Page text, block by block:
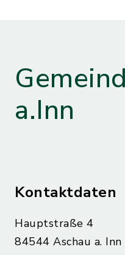
a.Inn
Kontaktdaten
Hauptstraße 4
84544 Aschau a. Inn